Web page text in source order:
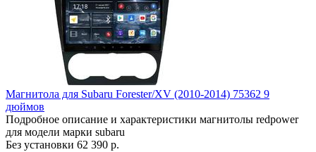
Магнитола для Subaru Forester/XV (2010-2014) 75362 9
дюймов
Подробное описание и характеристики магнитолы redpower
для модели марки subaru
Без установки 62 390 р.